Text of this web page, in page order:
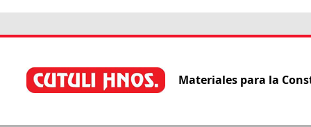
Materiales para la